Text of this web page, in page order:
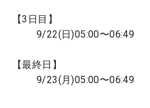
【3日目】
9/22(日)05:00〜06:49
【最終日】
9/23(月)05:00〜06:49